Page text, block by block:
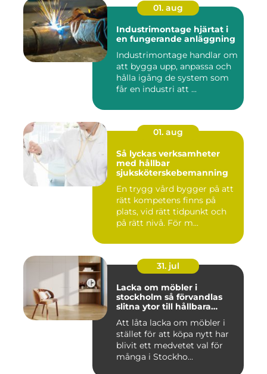
01. aug
Industrimontage hjärtat i
en fungerande anläggning
Industrimontage handlar om
att bygga upp, anpassa och
hålla igång de system som
får en industri att ...
01. aug
Så lyckas verksamheter
med hållbar
sjuksköterskebemanning
En trygg vård bygger på att
rätt kompetens finns på
plats, vid rätt tidpunkt och
på rätt nivå. För m...
31. jul
Lacka om möbler i
stockholm så förvandlas
slitna ytor till hållbara
Att låta lacka om möbler i
stället för att köpa nytt har
blivit ett medvetet val för
många i Stockho...